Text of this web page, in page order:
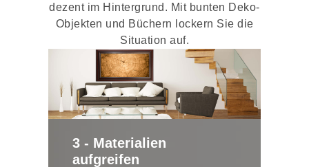
dezent im Hintergrund. Mit bunten Deko-
Objekten und Büchern lockern Sie die
Situation auf.
3 - Materialien
aufgreifen